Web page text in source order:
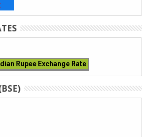
Rupee Exchange Rate